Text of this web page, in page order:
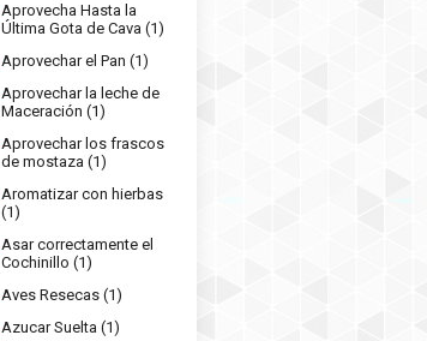
Aprovecha Hasta la
Última Gota de Cava (1)
Aprovechar el Pan (1)
Aprovechar la leche de
Maceración (1)
Aprovechar los frascos
de mostaza (1)
Aromatizar con hierbas
(1)
Asar correctamente el
Cochinillo (1)
Aves Resecas (1)
Azucar Suelta (1)